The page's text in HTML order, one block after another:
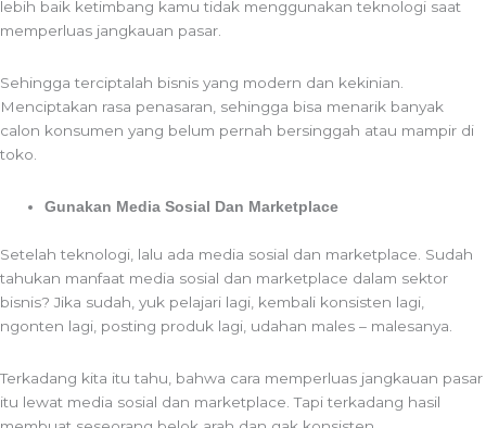
lebih baik ketimbang kamu tidak menggunakan teknologi saat
memperluas jangkauan pasar.
Sehingga terciptalah bisnis yang modern dan kekinian.
Menciptakan rasa penasaran, sehingga bisa menarik banyak
calon konsumen yang belum pernah bersinggah atau mampir di
toko.
Gunakan Media Sosial Dan Marketplace
Setelah teknologi, lalu ada media sosial dan marketplace. Sudah
tahukan manfaat media sosial dan marketplace dalam sektor
bisnis? Jika sudah, yuk pelajari lagi, kembali konsisten lagi,
ngonten lagi, posting produk lagi, udahan males – malesanya.
Terkadang kita itu tahu, bahwa cara memperluas jangkauan pasar
itu lewat media sosial dan marketplace. Tapi terkadang hasil